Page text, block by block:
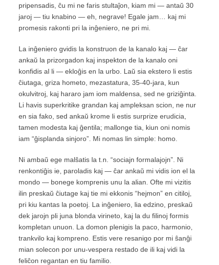
pripensadis, ĉu mi ne faris stultaĵon, kiam mi — antaŭ 30
jaroj — tiu knabino — eh, negrave! Egale jam… kaj mi
promesis rakonti pri la inĝeniero, ne pri mi.
La inĝeniero gvidis la konstruon de la kanalo kaj — ĉar
ankaŭ la prizorgadon kaj inspekton de la kanalo oni
konfidis al li — ekloĝis en la urbo. Laŭ sia ekstero li estis
ĉiutaga, griza hometo, mezastatura, 35-40-jara, kun
okulvitroj, kaj hararo jam iom maldensa, sed ne griziĝinta.
Li havis superkritike grandan kaj ampleksan scion, ne nur
en sia fako, sed ankaŭ krome li estis surprize erudicia,
tamen modesta kaj ĝentila; mallonge tia, kiun oni nomis
iam “ĝisplanda sinjoro”. Mi nomas lin simple: homo.
Ni ambaŭ ege malŝatis la t.n. “sociajn formalajojn”. Ni
renkontiĝis ie, paroladis kaj — ĉar ankaŭ mi vidis ion el la
mondo — bonege komprenis unu la alian. Ofte mi vizitis
ilin preskaŭ ĉiutage kaj tie mi ekkonis “hejmon” en citiloj,
pri kiu kantas la poetoj. La inĝeniero, lia edzino, preskaŭ
dek jarojn pli juna blonda virineto, kaj la du filinoj formis
kompletan unuon. La domon plenigis la paco, harmonio,
trankvilo kaj kompreno. Estis vere resanigo por mi ŝanĝi
mian solecon por unu-vespera restado de ili kaj vidi la
feliĉon regantan en tiu familio.